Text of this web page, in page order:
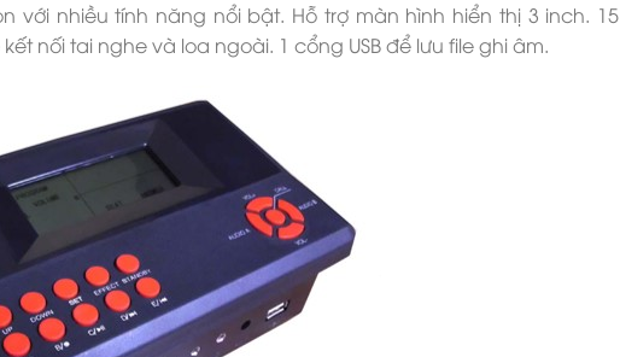
với nhiều tính năng nổi bật. Hỗ trợ màn hình hiển thị 3 inch. 15
nối tai nghe và loa ngoài. 1 cổng USB để lưu file ghi âm.